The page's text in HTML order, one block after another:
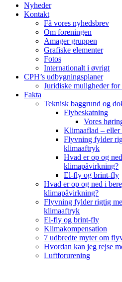
Nyheder
Kontakt
Få vores nyhedsbrev
Om foreningen
Amager gruppen
Grafiske elementer
Fotos
Internationalt i øvrigt
CPH’s udbygningsplaner
Juridiske muligheder
Fakta
Teknisk baggrund og
Flybeskatning
Vores
Klimaaflad – eller
Flyvning fylder
klimaaftryk
Hvad er op og
klimapåvirkning?
El-fly og brint-fly
Hvad er op og ned i
klimapåvirkning?
Flyvning fylder rigtig
klimaaftryk
El-fly og brint-fly
Klimakompensation
7 udbredte myter om
Hvordan kan jeg rejse
Luftforurening